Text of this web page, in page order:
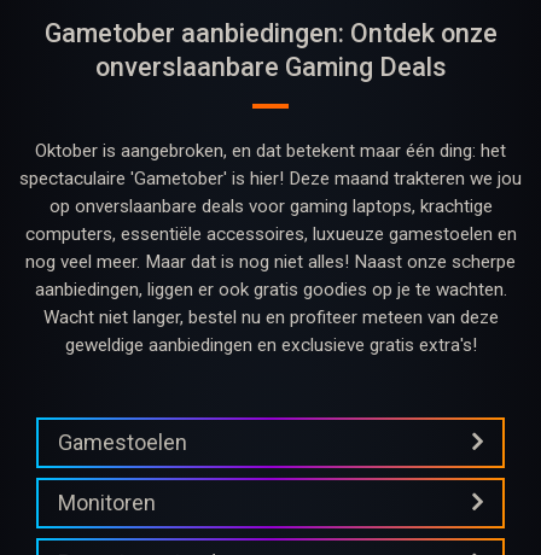
Gametober aanbiedingen: Ontdek onze
onverslaanbare Gaming Deals
Oktober is aangebroken, en dat betekent maar één ding: het
spectaculaire 'Gametober' is hier! Deze maand trakteren we jou
op onverslaanbare deals voor gaming laptops, krachtige
computers, essentiële accessoires, luxueuze gamestoelen en
nog veel meer. Maar dat is nog niet alles! Naast onze scherpe
aanbiedingen, liggen er ook gratis goodies op je te wachten.
Wacht niet langer, bestel nu en profiteer meteen van deze
geweldige aanbiedingen en exclusieve gratis extra's!
Gamestoelen
Monitoren